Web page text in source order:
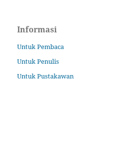
Informasi
Untuk Pembaca
Untuk Penulis
Untuk Pustakawan